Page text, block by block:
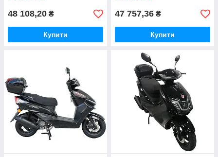
48 108,20 ₴
Купити
47 757,36 ₴
Купити